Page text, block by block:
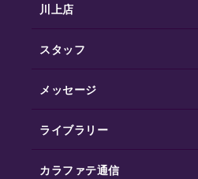
川上店
スタッフ
メッセージ
ライブラリー
カラファテ通信